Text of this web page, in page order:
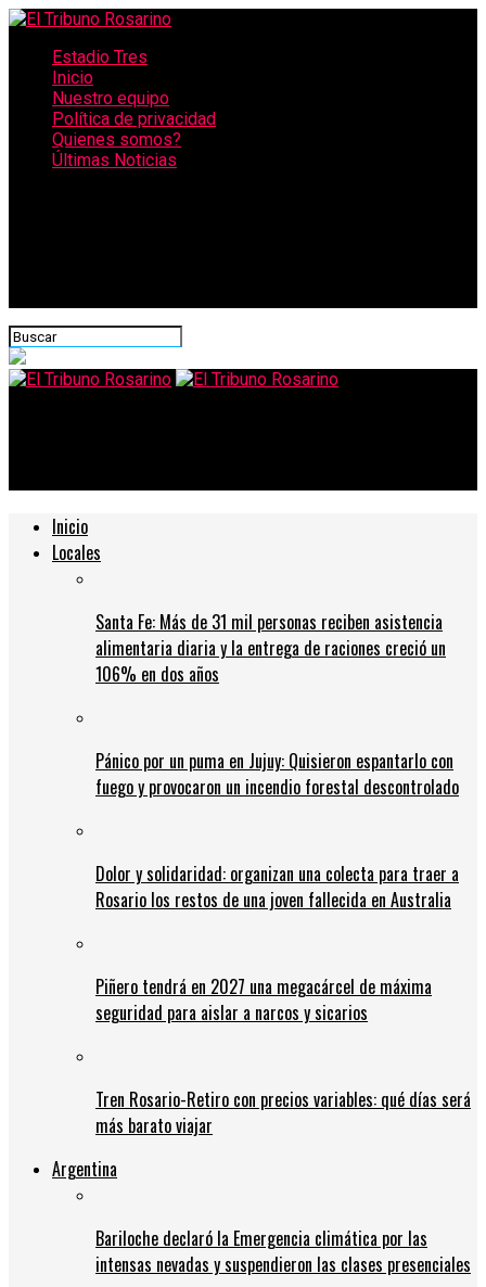
Estadio Tres
Inicio
Nuestro equipo
Política de privacidad
Quienes somos?
Últimas Noticias
Inicio
Locales
Santa Fe: Más de 31 mil personas reciben asistencia
alimentaria diaria y la entrega de raciones creció un
106% en dos años
Pánico por un puma en Jujuy: Quisieron espantarlo con
fuego y provocaron un incendio forestal descontrolado
Dolor y solidaridad: organizan una colecta para traer a
Rosario los restos de una joven fallecida en Australia
Piñero tendrá en 2027 una megacárcel de máxima
seguridad para aislar a narcos y sicarios
Tren Rosario-Retiro con precios variables: qué días será
más barato viajar
Argentina
Bariloche declaró la Emergencia climática por las
intensas nevadas y suspendieron las clases presenciales